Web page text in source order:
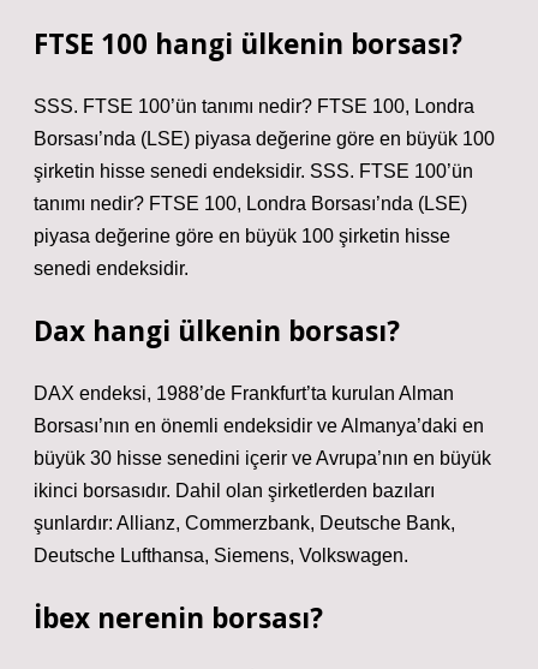
FTSE 100 hangi ülkenin borsası?
SSS. FTSE 100’ün tanımı nedir? FTSE 100, Londra
Borsası’nda (LSE) piyasa değerine göre en büyük 100
şirketin hisse senedi endeksidir. SSS. FTSE 100’ün
tanımı nedir? FTSE 100, Londra Borsası’nda (LSE)
piyasa değerine göre en büyük 100 şirketin hisse
senedi endeksidir.
Dax hangi ülkenin borsası?
DAX endeksi, 1988’de Frankfurt’ta kurulan Alman
Borsası’nın en önemli endeksidir ve Almanya’daki en
büyük 30 hisse senedini içerir ve Avrupa’nın en büyük
ikinci borsasıdır. Dahil olan şirketlerden bazıları
şunlardır: Allianz, Commerzbank, Deutsche Bank,
Deutsche Lufthansa, Siemens, Volkswagen.
İbex nerenin borsası?